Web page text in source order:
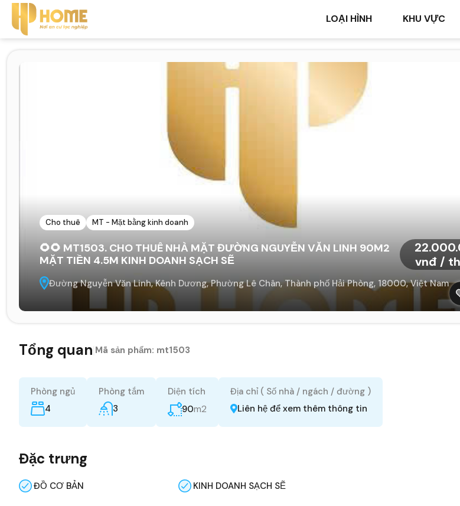
LOẠI HÌNH KHU VỰC
Cho thuê MT - Mặt bằng kinh doanh
🌻🌻 MT1503. CHO THUÊ NHÀ MẶT ĐƯỜNG NGUYỄN VĂN LINH 90M2
MẶT TIỀN 4.5M KINH DOANH SẠCH SẼ
vnđ /
Đường Nguyễn Văn Linh, Kênh Dương, Phường Lê Chân, Thành phố Hải Phòng, 18000, Việt Nam
Tổng quan Mã sản phẩm: mt1503
Phòng ngủ
4
Phòng tắm
3
Diện tích
90m2
Địa chỉ ( Số nhà / ngách / đường )
Liên hệ để xem thêm thông tin
Đặc trưng
ĐỒ CƠ BẢN KINH DOANH SẠCH SẼ